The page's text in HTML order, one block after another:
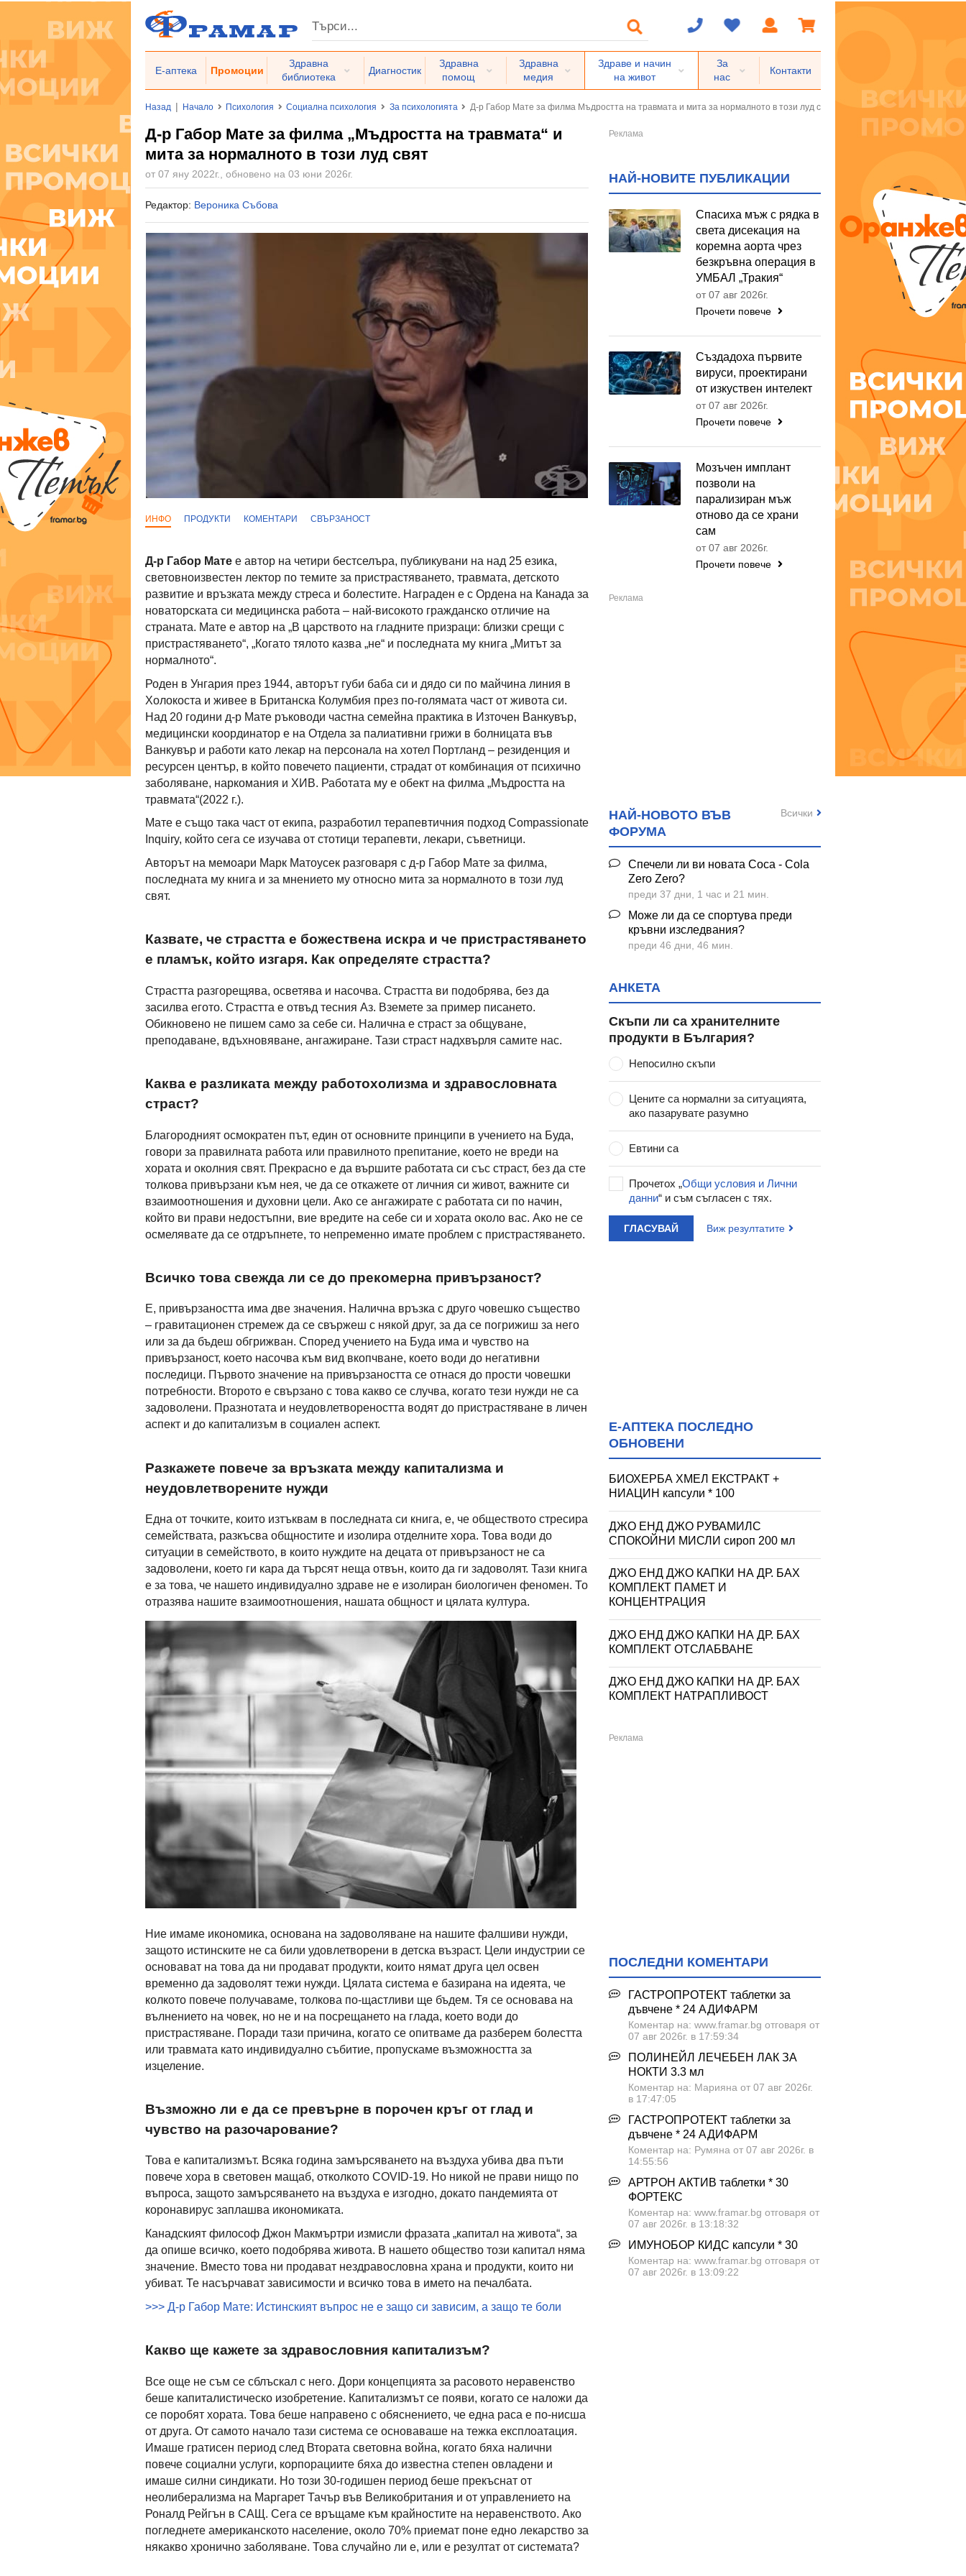
Е-аптека Промоции
Здравна
библиотека
Диагностик
Здравна
помощ
Здравна
медия
Здраве и начин
на живот
За
нас
Контакти
Назад | Начало Психология Социална психология За психологията Д-р Габор Мате за филма Мъдростта на травмата и мита за нормалното в този луд свят
Д-р Габор Мате за филма „Мъдростта на травмата“ и
мита за нормалното в този луд свят
от 07 яну 2022г., обновено на 03 юни 2026г.
Редактор: Вероника Събова
ИНФО ПРОДУКТИ КОМЕНТАРИ СВЪРЗАНОСТ
Д-р Габор Мате е автор на четири бестселъра, публикувани на над 25 езика,
световноизвестен лектор по темите за пристрастяването, травмата, детското
развитие и връзката между стреса и болестите. Награден е с Ордена на Канада за
новаторската си медицинска работа – най-високото гражданско отличие на
страната. Мате е автор на „В царството на гладните призраци: близки срещи с
пристрастяването“, „Когато тялото казва „не“ и последната му книга „Митът за
нормалното“.
Роден в Унгария през 1944, авторът губи баба си и дядо си по майчина линия в
Холокоста и живее в Британска Колумбия през по-голямата част от живота си.
Над 20 години д-р Мате ръководи частна семейна практика в Източен Ванкувър,
медицински координатор е на Отдела за палиативни грижи в болницата във
Ванкувър и работи като лекар на персонала на хотел Портланд – резиденция и
ресурсен център, в който повечето пациенти, страдат от комбинация от психично
заболяване, наркомания и ХИВ. Работата му е обект на филма „Мъдростта на
травмата“(2022 г.).
Мате е също така част от екипа, разработил терапевтичния подход Compassionate
Inquiry, който сега се изучава от стотици терапевти, лекари, съветници.
Авторът на мемоари Марк Матоусек разговаря с д-р Габор Мате за филма,
последната му книга и за мнението му относно мита за нормалното в този луд
свят.
Казвате, че страстта е божествена искра и че пристрастяването
е пламък, който изгаря. Как определяте страстта?
Страстта разгорещява, осветява и насочва. Страстта ви подобрява, без да
засилва егото. Страстта е отвъд тесния Аз. Вземете за пример писането.
Обикновено не пишем само за себе си. Налична е страст за общуване,
преподаване, вдъхновяване, ангажиране. Тази страст надхвърля самите нас.
Каква е разликата между работохолизма и здравословната
страст?
Благородният осмократен път, един от основните принципи в учението на Буда,
говори за правилната работа или правилното препитание, което не вреди на
хората и околния свят. Прекрасно е да вършите работата си със страст, без да сте
толкова привързани към нея, че да се откажете от личния си живот, важните си
взаимоотношения и духовни цели. Ако се ангажирате с работата си по начин,
който ви прави недостъпни, вие вредите на себе си и хората около вас. Ако не се
осмелявате да се отдръпнете, то непременно имате проблем с пристрастяването.
Всичко това свежда ли се до прекомерна привързаност?
Е, привързаността има две значения. Налична връзка с друго човешко същество
– гравитационен стремеж да се свържеш с някой друг, за да се погрижиш за него
или за да бъдеш обгрижван. Според учението на Буда има и чувство на
привързаност, което насочва към вид вкопчване, което води до негативни
последици. Първото значение на привързаността се отнася до прости човешки
потребности. Второто е свързано с това какво се случва, когато тези нужди не са
задоволени. Празнотата и неудовлетвореността водят до пристрастяване в личен
аспект и до капитализъм в социален аспект.
Разкажете повече за връзката между капитализма и
неудовлетворените нужди
Една от точките, които изтъквам в последната си книга, е, че обществото стресира
семействата, разкъсва общностите и изолира отделните хора. Това води до
ситуации в семейството, в които нуждите на децата от привързаност не са
задоволени, което ги кара да търсят неща отвън, които да ги задоволят. Тази книга
е за това, че нашето индивидуално здраве не е изолиран биологичен феномен. То
отразява нашите взаимоотношения, нашата общност и цялата култура.
Ние имаме икономика, основана на задоволяване на нашите фалшиви нужди,
защото истинските не са били удовлетворени в детска възраст. Цели индустрии се
основават на това да ни продават продукти, които нямат друга цел освен
временно да задоволят тежи нужди. Цялата система е базирана на идеята, че
колкото повече получаваме, толкова по-щастливи ще бъдем. Тя се основава на
вълнението на човек, но не и на посрещането на глада, което води до
пристрастяване. Поради тази причина, когато се опитваме да разберем болестта
или травмата като индивидуално събитие, пропускаме възможността за
изцеление.
Възможно ли е да се превърне в порочен кръг от глад и
чувство на разочарование?
Това е капитализмът. Всяка година замърсяването на въздуха убива два пъти
повече хора в световен мащаб, отколкото COVID-19. Но никой не прави нищо по
въпроса, защото замърсяването на въздуха е изгодно, докато пандемията от
коронавирус заплашва икономиката.
Канадският философ Джон Макмъртри измисли фразата „капитал на живота“, за
да опише всичко, което подобрява живота. В нашето общество този капитал няма
значение. Вместо това ни продават нездравословна храна и продукти, които ни
убиват. Те насърчават зависимости и всичко това в името на печалбата.
>>> Д-р Габор Мате: Истинският въпрос не е защо си зависим, а защо те боли
Какво ще кажете за здравословния капитализъм?
Все още не съм се сблъскал с него. Дори концепцията за расовото неравенство
беше капиталистическо изобретение. Капитализмът се появи, когато се наложи да
се поробят хората. Това беше направено с обяснението, че една раса е по-нисша
от друга. От самото начало тази система се основаваше на тежка експлоатация.
Имаше гратисен период след Втората световна война, когато бяха налични
повече социални услуги, корпорациите бяха до известна степен овладени и
имаше силни синдикати. Но този 30-годишен период беше прекъснат от
неолиберализма на Маргарет Тачър във Великобритания и от управлението на
Роналд Рейгън в САЩ. Сега се връщаме към крайностите на неравенството. Ако
погледнете американското население, около 70% приемат поне едно лекарство за
някакво хронично заболяване. Това случайно ли е, или е резултат от системата?
НАЙ-НОВИТЕ ПУБЛИКАЦИИ
Спасиха мъж с рядка в
света дисекация на
коремна аорта чрез
безкръвна операция в
УМБАЛ „Тракия“
от 07 авг 2026г.
Прочети повече
Създадоха първите
вируси, проектирани
от изкуствен интелект
от 07 авг 2026г.
Прочети повече
Мозъчен имплант
позволи на
парализиран мъж
отново да се храни
сам
от 07 авг 2026г.
Прочети повече
НАЙ-НОВОТО ВЪВ
ФОРУМА
Спечели ли ви новата Coca - Cola
Zero Zero?
преди 37 дни, 1 час и 21 мин.
Може ли да се спортува преди
кръвни изследвания?
преди 46 дни, 46 мин.
Всички
АНКЕТА
Скъпи ли са хранителните
продукти в България?
Непосилно скъпи
Цените са нормални за ситуацията,
ако пазарувате разумно
Евтини са
Прочетох „Общи условия и Лични
данни“ и съм съгласен с тях.
ГЛАСУВАЙ Виж резултатите
Е-АПТЕКА ПОСЛЕДНО
ОБНОВЕНИ
БИОХЕРБА ХМЕЛ ЕКСТРАКТ +
НИАЦИН капсули * 100
ДЖО ЕНД ДЖО РУВАМИЛС
СПОКОЙНИ МИСЛИ сироп 200 мл
ДЖО ЕНД ДЖО КАПКИ НА ДР. БАХ
КОМПЛЕКТ ПАМЕТ И
КОНЦЕНТРАЦИЯ
ДЖО ЕНД ДЖО КАПКИ НА ДР. БАХ
КОМПЛЕКТ ОТСЛАБВАНЕ
ДЖО ЕНД ДЖО КАПКИ НА ДР. БАХ
КОМПЛЕКТ НАТРАПЛИВОСТ
ПОСЛЕДНИ КОМЕНТАРИ
ГАСТРОПРОТЕКТ таблетки за
дъвчене * 24 АДИФАРМ
Коментар на: www.framar.bg отговаря от
07 авг 2026г. в 17:59:34
ПОЛИНЕЙЛ ЛЕЧЕБЕН ЛАК ЗА
НОКТИ 3.3 мл
Коментар на: Марияна от 07 авг 2026г.
в 17:47:05
ГАСТРОПРОТЕКТ таблетки за
дъвчене * 24 АДИФАРМ
Коментар на: Румяна от 07 авг 2026г. в
14:55:56
АРТРОН АКТИВ таблетки * 30
ФОРТЕКС
Коментар на: www.framar.bg отговаря от
07 авг 2026г. в 13:18:32
ИМУНОБОР КИДС капсули * 30
Коментар на: www.framar.bg отговаря от
07 авг 2026г. в 13:09:22